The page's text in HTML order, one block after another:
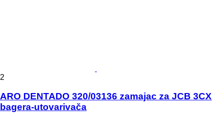
2
ARO DENTADO 320/03136 zamajac za JCB 3CX
bagera-utovarivača